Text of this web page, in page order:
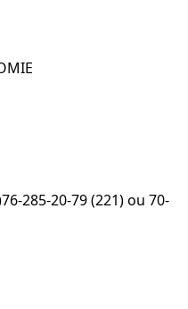
285-20-79 (221) ou 70-